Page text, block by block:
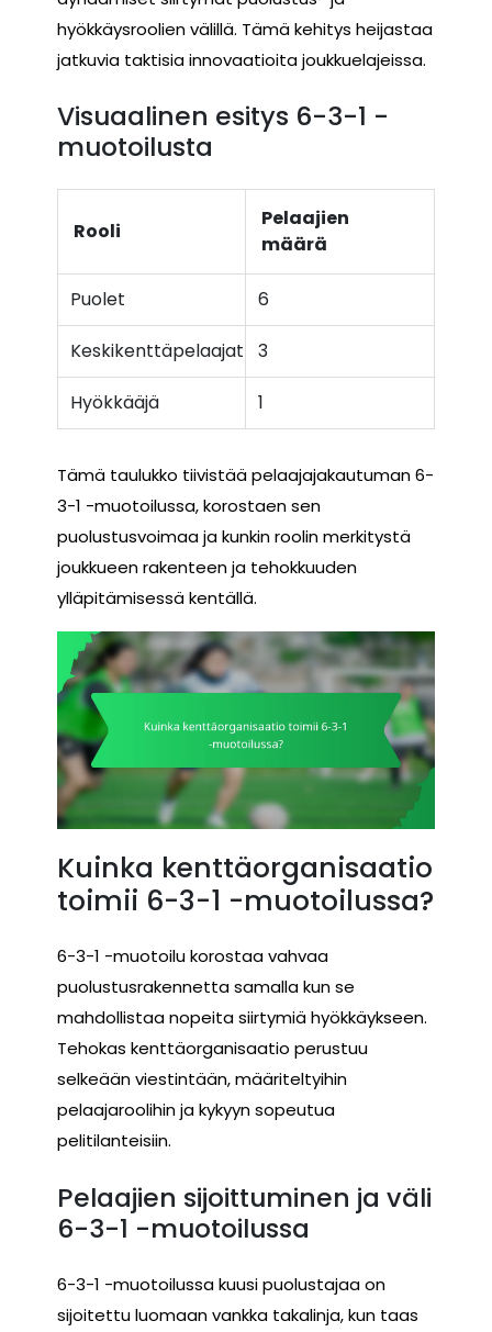
hyökkäysroolien välillä. Tämä kehitys heijastaa
jatkuvia taktisia innovaatioita joukkuelajeissa.
Visuaalinen esitys 6-3-1 -
muotoilusta
Rooli
Pelaajien
määrä
Puolet 6
Keskikenttäpelaajat 3
Hyökkääjä 1
Tämä taulukko tiivistää pelaajajakautuman 6-
3-1 -muotoilussa, korostaen sen
puolustusvoimaa ja kunkin roolin merkitystä
joukkueen rakenteen ja tehokkuuden
ylläpitämisessä kentällä.
Kuinka kenttäorganisaatio
toimii 6-3-1 -muotoilussa?
6-3-1 -muotoilu korostaa vahvaa
puolustusrakennetta samalla kun se
mahdollistaa nopeita siirtymiä hyökkäykseen.
Tehokas kenttäorganisaatio perustuu
selkeään viestintään, määriteltyihin
pelaajaroolihin ja kykyyn sopeutua
pelitilanteisiin.
Pelaajien sijoittuminen ja väli
6-3-1 -muotoilussa
6-3-1 -muotoilussa kuusi puolustajaa on
sijoitettu luomaan vankka takalinja, kun taas